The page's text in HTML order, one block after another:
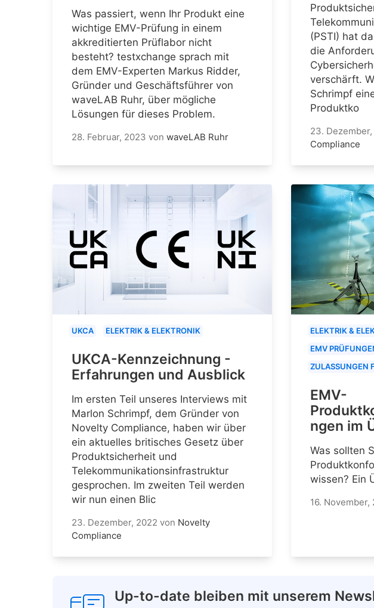
Was passiert, wenn Ihr Produkt eine
wichtige EMV-Prüfung in einem
akkreditierten Prüflabor nicht
besteht? testxchange sprach mit
dem EMV-Experten Markus Ridder,
Gründer und Geschäftsführer von
waveLAB Ruhr, über mögliche
Lösungen für dieses Problem.
28. Februar, 2023 von waveLAB Ruhr
(PSTI) hat
die
verschärft.
Schrimpf
Produktko
23.
Compliance
UKCA ELEKTRIK & ELEKTRONIK
UKCA-Kennzeichnung -
Erfahrungen und Ausblick
Im ersten Teil unseres Interviews mit
Marlon Schrimpf, dem Gründer von
Novelty Compliance, haben wir über
ein aktuelles britisches Gesetz über
Produktsicherheit und
Telekommunikationsinfrastruktur
gesprochen. Im zweiten Teil werden
wir nun einen Blic
23. Dezember, 2022 von Novelty
Compliance
ELEKTRIK &
EMV
ZULASSUNGEN
EMV-
ngen im
Was sollten
wissen? Ein
16. November,
Up-to-date bleiben mit unserem